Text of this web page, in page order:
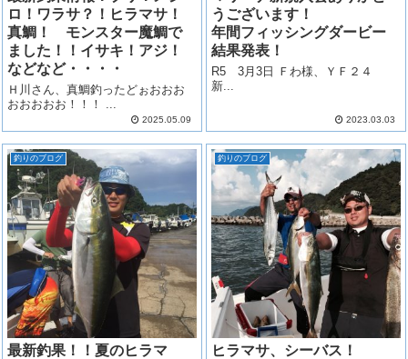
ロ！ワラサ？！ヒラマサ！
真鯛！ モンスター魔鯛で
ました！！イサキ！アジ！
などなど・・・・
Ｈ川さん、真鯛釣ったどぉおおお
2025.05.09
うございます！
年間フィッシングダービー
結果発表！
R5 3月3日 Ｆわ様、ＹＦ２４
新...
2023.03.03
釣りのブログ
最新釣果！！夏のヒラマ
釣りのブログ
ヒラマサ、シーバス！